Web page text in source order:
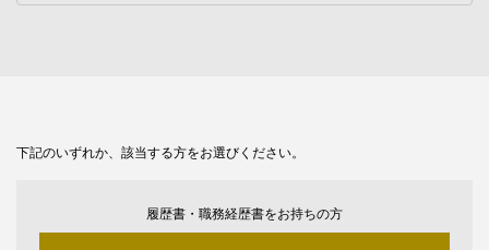
下記のいずれか、該当する方をお選びください。
履歴書・職務経歴書をお持ちの方